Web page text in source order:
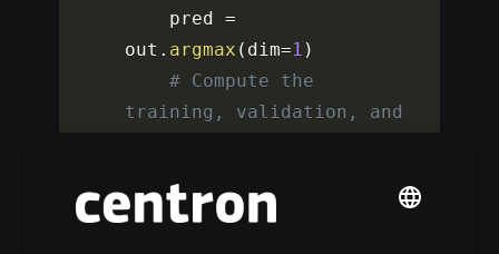
    pred
=
out . argmax ( dim=1 )
# Compute the
training, validation, and
pred[dataset. train_mask .e